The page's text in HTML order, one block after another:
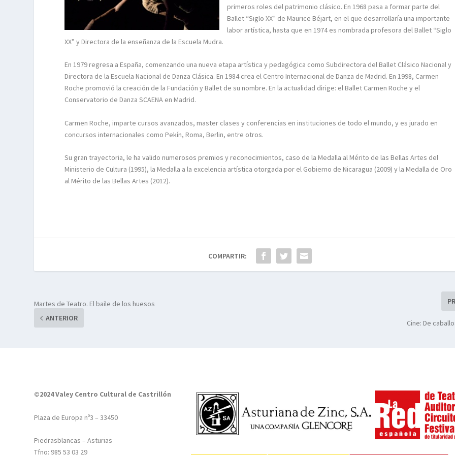
primeros roles del patrimonio clásico. En 1968 pasa a formar parte del
Ballet “Siglo XX” de Maurice Béjart, en el que desarrollaría una importante
labor artística, hasta que en 1974 es nombrada profesora del Ballet “Siglo
XX” y Directora de la enseñanza de la Escuela Mudra.
En 1979 regresa a España, comenzando una nueva etapa artística y pedagógica como Subdirectora del Ballet Clásico Nacional y
Directora de la Escuela Nacional de Danza Clásica. En 1984 crea el Centro Internacional de Danza de Madrid. En 1998, Carmen
Roche promovió la creación de la Fundación y Ballet de su nombre. En la actualidad dirige: el Ballet Carmen Roche y el
Conservatorio de Danza SCAENA en Madrid.
Carmen Roche, imparte cursos avanzados, master clases y conferencias en instituciones de todo el mundo, y es jurado en
concursos internacionales como Pekín, Roma, Berlin, entre otros.
Su gran trayectoria, le ha valido numerosos premios y reconocimientos, caso de la Medalla al Mérito de las Bellas Artes del
Ministerio de Cultura (1995), la Medalla a la excelencia artística otorgada por el Gobierno de Nicaragua (2009) y la Medalla de Oro
al Mérito de las Bellas Artes (2012).
COMPARTIR:
Martes de Teatro. El baile de los huesos
ANTERIOR
Cine: De
©2024 Valey Centro Cultural de Castrillón
Plaza de Europa nº3 – 33450
Piedrasblancas – Asturias
Tfno: 985 53 03 29